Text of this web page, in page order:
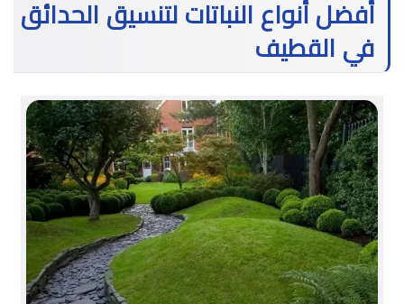
أفضل أنواع النباتات لتنسيق الحدائق
في القطيف